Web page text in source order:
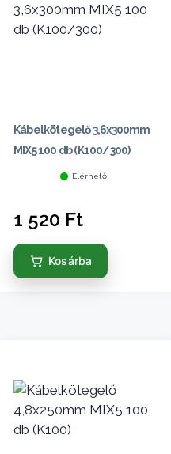
Kábelkötegelő 3,6x300mm
MIX5 100 db (K100/300)
Elérhető
1 520 Ft
Kosárba